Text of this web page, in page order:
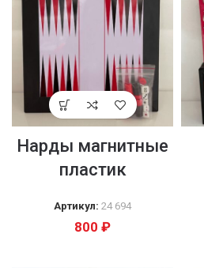
Нарды магнитные
пластик
Артикул: 24 694
800 ₽